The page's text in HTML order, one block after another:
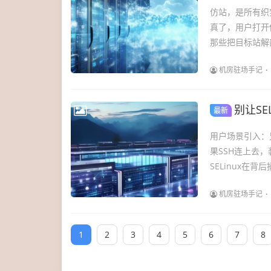
仿站，是所有
真了，用户打
那些把目标站
机房驻场手记
最新 别让
用户场景引入
果SSH连上去
SELinux在背后
机房驻场手记
1 2 3 4 5 6 7 8